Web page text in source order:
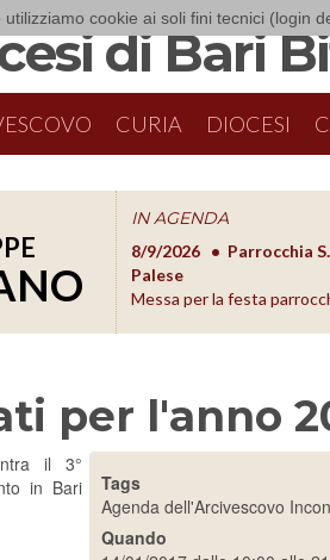
utilizziamo cookie ai soli fini tecnici (login
di Bari
CURIA DIOCESI
IN AGENDA
8/9/2026
Parrocchia
Palese
Messa per la festa
per l'anno
Tags
Agenda dell'Arcivescovo
Quando
il 3°
in Bari